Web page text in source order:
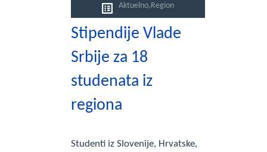
Aktuelno, Region
Stipendije Vlade
Srbije za 18
studenata iz
regiona
Studenti iz Slovenije, Hrvatske,